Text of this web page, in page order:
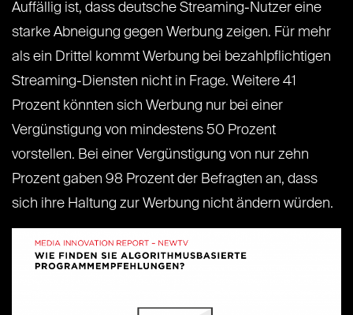
Auffällig ist, dass deutsche Streaming-Nutzer eine
starke Abneigung gegen Werbung zeigen. Für mehr
als ein Drittel kommt Werbung bei bezahlpflichtigen
Streaming-Diensten nicht in Frage. Weitere 41
Prozent könnten sich Werbung nur bei einer
Vergünstigung von mindestens 50 Prozent
vorstellen. Bei einer Vergünstigung von nur zehn
Prozent gaben 98 Prozent der Befragten an, dass
sich ihre Haltung zur Werbung nicht ändern würden.